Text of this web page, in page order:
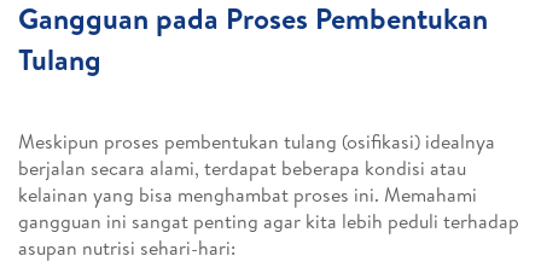
Gangguan pada Proses Pembentukan
Tulang
Meskipun proses pembentukan tulang (osifikasi) idealnya
berjalan secara alami, terdapat beberapa kondisi atau
kelainan yang bisa menghambat proses ini. Memahami
gangguan ini sangat penting agar kita lebih peduli terhadap
asupan nutrisi sehari-hari: